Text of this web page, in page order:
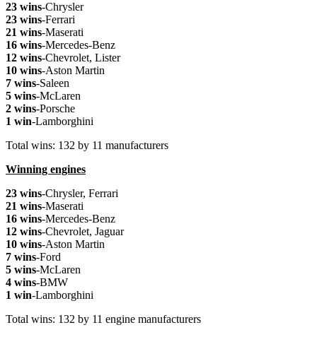
23 wins-Chrysler
23 wins-Ferrari
21 wins-Maserati
16 wins-Mercedes-Benz
12 wins-Chevrolet, Lister
10 wins-Aston Martin
7 wins-Saleen
5 wins-McLaren
2 wins-Porsche
1 win-Lamborghini
Total wins: 132 by 11 manufacturers
Winning engines
23 wins-Chrysler, Ferrari
21 wins-Maserati
16 wins-Mercedes-Benz
12 wins-Chevrolet, Jaguar
10 wins-Aston Martin
7 wins-Ford
5 wins-McLaren
4 wins-BMW
1 win-Lamborghini
Total wins: 132 by 11 engine manufacturers